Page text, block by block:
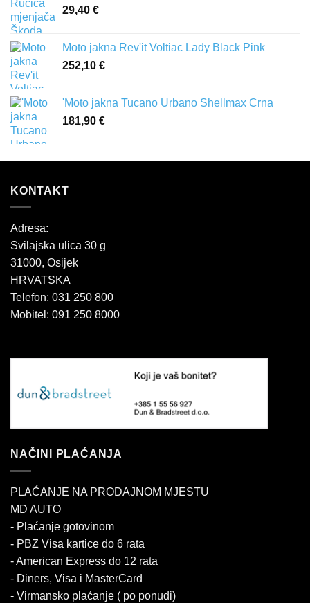
29,40 €
Moto jakna Rev'it Voltiac Lady Black Pink
252,10 €
'Moto jakna Tucano Urbano Shellmax Crna
181,90 €
KONTAKT
Adresa:
Svilajska ulica 30 g
31000, Osijek
HRVATSKA
Telefon: 031 250 800
Mobitel: 091 250 8000
NAČINI PLAĆANJA
PLAĆANJE NA PRODAJNOM MJESTU
MD AUTO
- Plaćanje gotovinom
- PBZ Visa kartice do 6 rata
- American Express do 12 rata
- Diners, Visa i MasterCard
- Virmansko plaćanje ( po ponudi)